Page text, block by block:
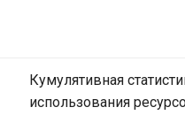
Кумулятивная
использования